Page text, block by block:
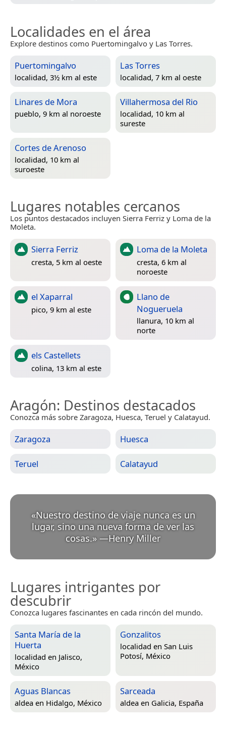
Localidades en el área
Explore destinos como Puertomingalvo y Las Torres.
Puertomingalvo
localidad, 3½ km al este
Las Torres
localidad, 7 km al oeste
Linares de Mora
pueblo, 9 km al noroeste
Villahermosa del Rio
localidad, 10 km al
sureste
Cortes de Arenoso
localidad, 10 km al
suroeste
Lugares notables cercanos
Los puntos destacados incluyen Sierra Ferriz y Loma de la
Moleta.
Sierra Ferriz
cresta, 5 km al oeste
Loma de la Moleta
cresta, 6 km al
noroeste
el Xaparral
pico, 9 km al este
Llano de
Nogueruela
llanura, 10 km al
norte
els Castellets
colina, 13 km al este
Aragón: Destinos destacados
Conozca más sobre Zaragoza, Huesca, Teruel y Calatayud.
Zaragoza Huesca
Teruel Calatayud
«Nuestro destino de viaje nunca es un
lugar, sino una nueva forma de ver las
cosas.» —Henry Miller
Lugares intrigantes por
descubrir
Conozca lugares fascinantes en cada rincón del mundo.
Santa María de la
Huerta
localidad en Jalisco,
México
Gonzalitos
localidad en San Luis
Potosí, México
Aguas Blancas
aldea en Hidalgo, México
Sarceada
aldea en Galicia, España